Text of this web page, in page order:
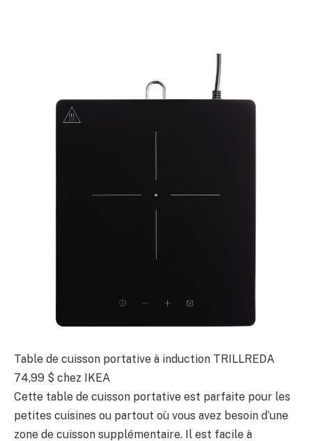
Table de cuisson portative à induction TRILLREDA
74,99 $ chez IKEA
Cette table de cuisson portative est parfaite pour les
petites cuisines ou partout où vous avez besoin d’une
zone de cuisson supplémentaire. Il est facile à